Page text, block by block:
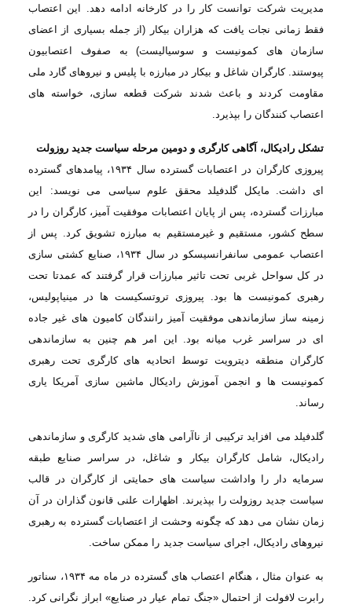
مدیریت شركت توانست کار را در كارخانه ادامه دهد. این اعتصاب
فقط زمانی نجات یافت که هزاران بیکار (از جمله بسیاری از اعضای
سازمان های کمونیست و سوسیالیست) به صفوف
اعتصابیون
پیوستند. کارگران شاغل و بیکار در مبارزه با پلیس و نیروهای گارد ملی
مقاومت
کردند و باعث شدند شرکت قطعه سازی، خواسته های
اعتصاب كنندگان را بپذیرد.
تشکل رادیکال، آگاهی کارگری و دومین مرحله سیاست جدید روزولت
پیروزی کارگران
در اعتصابات گسترده سال۱۹۳۴، پیامدهای گسترده
ای داشت. مایکل گلدفیلد محقق علوم سیاسی
می نویسد:
این
مبارزات گسترده، پس از پایان اعتصابات موفقیت آمیز، کارگران را در
سطح کشور، مستقیم و غیرمستقیم به مبارزه تشویق کرد. پس از
اعتصاب عمومی سانفرانسیسکو در سال۱۹۳۴، صنایع کشتی سازی
در کل سواحل غربی تحت تاثیر مبارزات قرار گرفتند که عمدتا تحت
رهبری کمونیست ها بود.
پیروزی تروتسکیست ها در مینیاپولیس،
زمینه ساز سازماندهی موفقیت آمیز رانندگان کامیون های غیر جاده
ای در سراسر غرب میانه بود. این امر هم چنین به سازماندهی
کارگران منطقه دیترویت توسط اتحادیه های کارگری تحت رهبری
کمونیست ها و انجمن آموزش رادیکال ماشین سازی آمریکا یاری
رساند.
گلدفیلد می افزاید ترکیبی از ناآرامی های شدید کارگری و سازماندهی
رادیکال، شامل کارگران بیکار
و شاغل، در سراسر صنایع طبقه
سرمایه دار را واداشت سیاست های حمایتی از کارگران در قالب
سیاست جدید روزولت را بپذیرند. اظهارات علنی قانون گذاران در آن
زمان نشان می دهد كه چگونه وحشت از اعتصابات گسترده به رهبری
نیروهای رادیكال، اجرای سیاست جدید را ممكن ساخت.
به عنوان مثال ، هنگام اعتصاب های گسترده در ماه مه ۱۹۳۴، سناتور
رابرت لافولت از احتمال «جنگ تمام عیار در صنایع» ابراز نگرانی کرد.